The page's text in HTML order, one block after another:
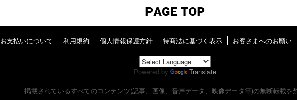
お支払いについて 利用規約 個人情報保護方針 特商法に基づく表示 お客さまへのお願い
Powered by
Translate
掲載されているすべてのコンテンツ(記事、画像、音声データ、映像データ等)の無断転載を